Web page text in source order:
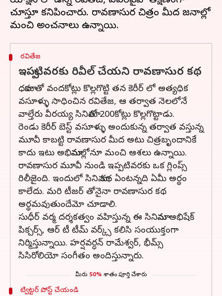
చూస్తూ కనిపించారు. రావణాసుర చిత్రం మీద జనాల్లో
రవితేజ
ఇప్పటివరకు రివీల్ చేయని రావణాసుర కథ
ధమాకా తో వందకోట్లు కొల్లగొట్టి తన కెరీర్ లో అత్యధిక
వసూళ్ళు సాధించిన రవితేజ, ఆ తర్వాత నెలలోనే
వాల్తేరు వీరయ్య సినిమాతో 200కోట్లు కొల్లగొట్టాడు.
రెండు కెరీర్ బెస్ట్ వసూళ్ళు అందుకున్న తర్వాత వస్తున్న
మూవీ కాబట్టి రావణాసుర మీద అటు చిత్రబృందానికే
కాదు ఇటు అభిమానుల్లోనూ మంచి ఆశలు ఉన్నాయి.
రావణాసుర మూవీ నుండి ఇప్పటివరకు ఒక గ్లింప్స్
రిలీజైంది. ఇందులో సినిమా కథ ఏంటన్నది ఏమీ అర్థం
కాలేదు. మరి టీజర్ తోనైనా రావణాసుర కథ
అర్థమవుతుందేమో చూడాలి.
సుధీర్ వర్మ దర్శకత్వం వహిస్తున్న ఈ సినిమాను అభిషేక్
పిక్చర్స్, ఆర్ టీ టీమ్ వర్క్స్ కలిసి సంయుక్తంగా
నిర్మిస్తున్నాయి. హర్షవర్ధన్ రామేశ్వర్, భీమ్స్
సిసిరోలియో సంగీతం అందిస్తున్నారు.
మీరు 50% శాతం పూర్తి చేశారు
ట్విట్టర్ పోస్ట్ చేయండి